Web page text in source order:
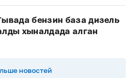
бензин база дизель
хыналдада алган
новостей